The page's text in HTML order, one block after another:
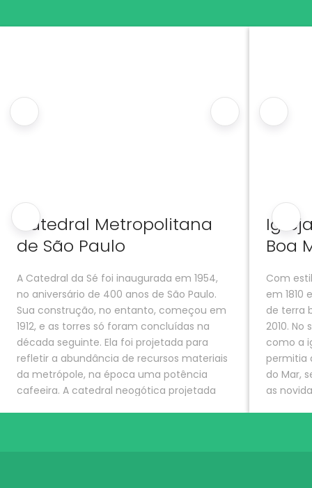
Catedral Metropolitana
de São Paulo
A Catedral da Sé foi inaugurada em 1954,
no aniversário de 400 anos de São Paulo.
Sua construção, no entanto, começou em
1912, e as torres só foram concluídas na
década seguinte. Ela foi projetada para
refletir a abundância de recursos materiais
da metrópole, na época uma potência
cafeeira. A catedral neogótica projetada
Boa
Com
em
de terra
2010.
como a
permitia
do Mar,
as